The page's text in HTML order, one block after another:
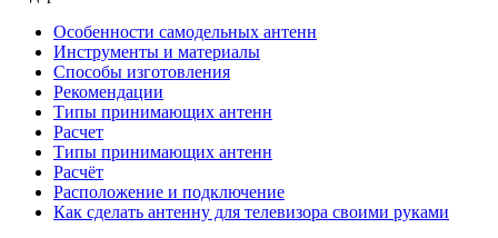
Особенности самодельных антенн
Инструменты и материалы
Способы изготовления
Рекомендации
Типы принимающих антенн
Расчет
Типы принимающих антенн
Расчёт
Расположение и подключение
Как сделать антенну для телевизора своими руками